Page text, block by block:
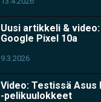
Uusi artikkeli &
Google Pixel 10a
9.3.2026
Video: Testissä Asus
-pelikuulokkeet